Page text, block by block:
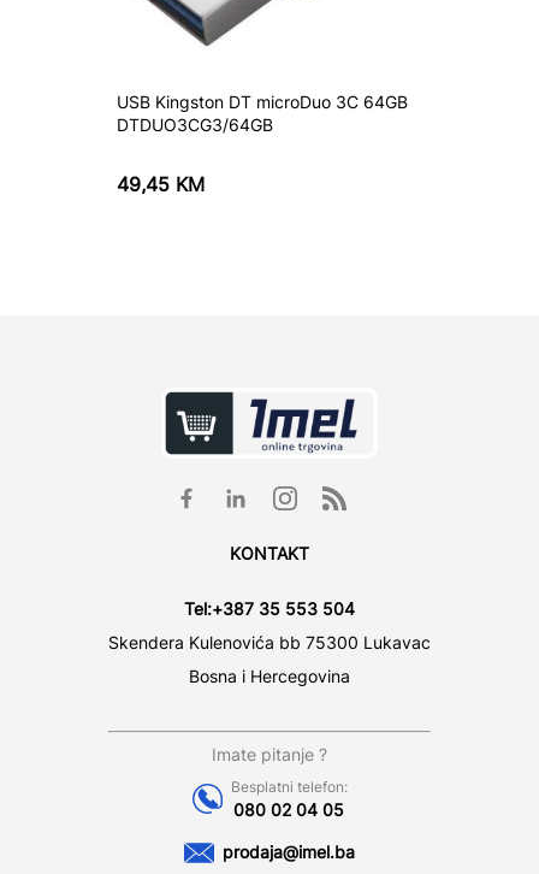
USB Kingston DT microDuo 3C 64GB
DTDUO3CG3/64GB
49,45 KM
KONTAKT
Tel:+387 35 553 504
Skendera Kulenovića bb 75300 Lukavac
Bosna i Hercegovina
Imate pitanje ?
Besplatni telefon:
080 02 04 05
prodaja@imel.ba